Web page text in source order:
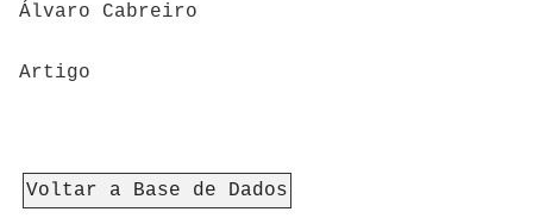
Álvaro Cabreiro
Artigo
Voltar a Base de Dados